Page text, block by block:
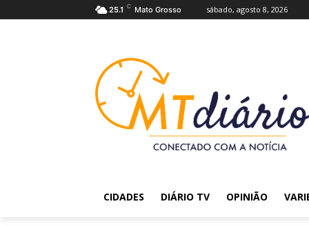
25.1 C Mato Grosso sábado, agosto 8, 2026
CIDADES DIÁRIO TV OPINIÃO